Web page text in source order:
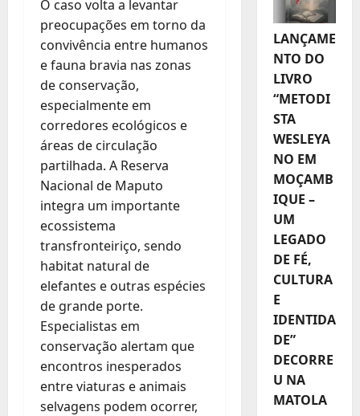
O caso volta a levantar
preocupações em torno da
convivência entre humanos
e fauna bravia nas zonas
de conservação,
especialmente em
corredores ecológicos e
áreas de circulação
partilhada. A Reserva
Nacional de Maputo
integra um importante
ecossistema
transfronteiriço, sendo
habitat natural de
elefantes e outras espécies
de grande porte.
Especialistas em
conservação alertam que
encontros inesperados
entre viaturas e animais
selvagens podem ocorrer,
LANÇAME
NTO DO
LIVRO
“METODI
STA
WESLEYA
NO EM
MOÇAMB
IQUE –
UM
LEGADO
DE FÉ,
CULTURA
E
IDENTIDA
DE”
DECORRE
U NA
MATOLA